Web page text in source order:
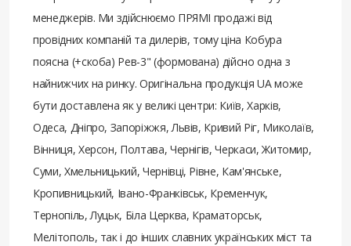
менеджерів. Ми здійснюємо ПРЯМІ продажі від
провідних компаній та дилерів, тому ціна Кобура
поясна (+скоба) Рев-3" (формована) дійсно одна з
найнижчих на ринку. Оригінальна продукція UA може
бути доставлена ​​як у великі центри: Київ, Харків,
Одеса, Дніпро, Запоріжжя, Львів, Кривий Ріг, Миколаїв,
Вінниця, Херсон, Полтава, Чернігів, Черкаси, Житомир,
Суми, Хмельницький, Чернівці, Рівне, Кам'янське,
Кропивницький, Івано-Франківськ, Кременчук,
Тернопіль, Луцьк, Біла Церква, Краматорськ,
Мелітополь, так і до інших славних українських міст та